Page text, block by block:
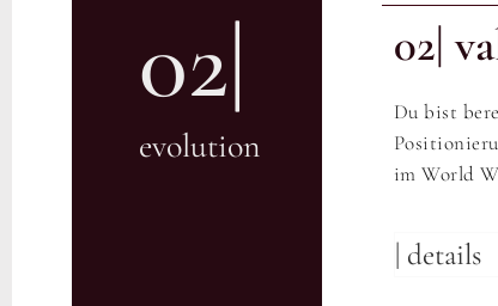
02|
evolution
02|
Du bist
im World
| details